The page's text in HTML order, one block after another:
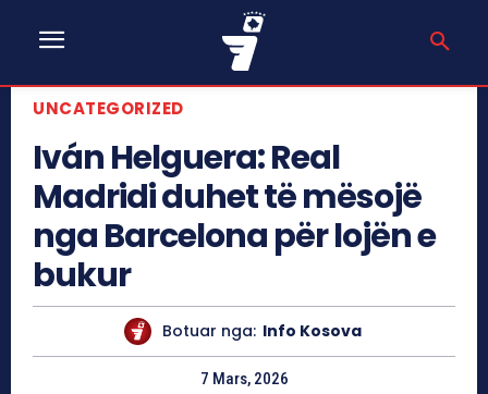
UNCATEGORIZED
Iván Helguera: Real
Madridi duhet të mësojë
nga Barcelona për lojën e
bukur
Botuar nga: Info Kosova
7 Mars, 2026